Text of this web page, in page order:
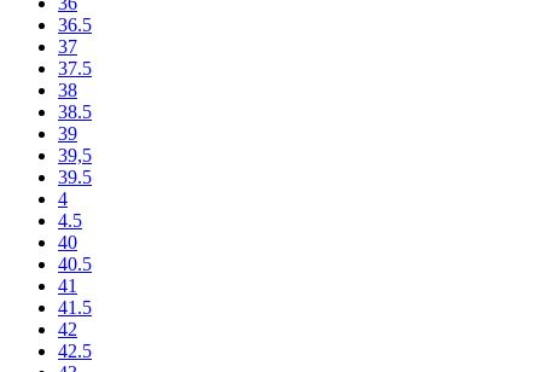
36.5
37
37.5
38
38.5
39
39,5
39.5
4
4.5
40
40.5
41
41.5
42
42.5